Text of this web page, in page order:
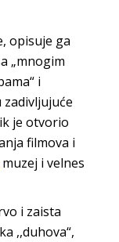
opisuje ga
„mnogim
i
je otvorio
filmova i
muzej i velnes
i zaista
,,duhova“,